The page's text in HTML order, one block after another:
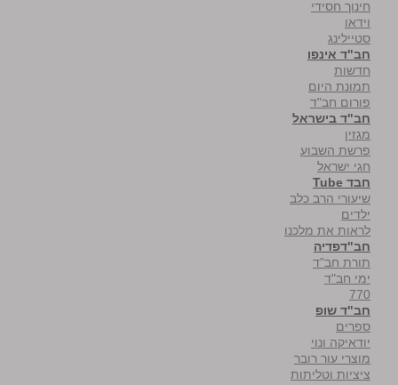
חינוך חסידי
וידאו
סטיילינג
חב"ד אינפו
חדשות
תמונת היום
פורום חב"ד
חב"ד בישראל
מגזין
פרשת השבוע
חגי ישראל
חבד Tube
שיעורי הרב כלב
ילדים
לראות את מלכנו
חב"דפדיה
תורת חב"ד
ימי חב"ד
770
חב"ד שופ
ספרים
יודאיקה ונוי
מוצרי עור רובר
ציציות וטליתות